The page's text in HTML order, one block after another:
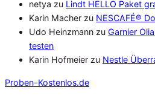
netya zu Lindt HELLO Paket
Karin Macher zu NESCAFÉ®
Udo Heinzmann zu Garnier
testen
Karin Hofmeier zu Nestle
Proben-Kostenlos.de